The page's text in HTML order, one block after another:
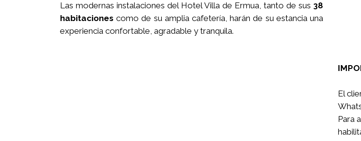
Las modernas instalaciones del Hotel Villa de Ermua, tanto de sus 38
habitaciones como de su amplia cafetería, harán de su estancia una
experiencia confortable, agradable y tranquila.
El
Para